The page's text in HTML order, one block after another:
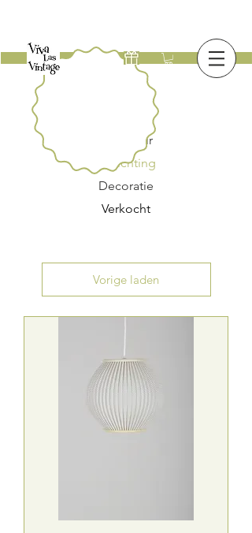
Meubilair
Verlichting
Decoratie
Verkocht
Vorige laden